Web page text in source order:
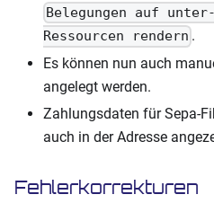
Belegungen auf
Ressourcen rendern .
Es können nun auch
angelegt werden.
Zahlungsdaten für Sepa-
auch in der Adresse
Fehlerkorrekturen